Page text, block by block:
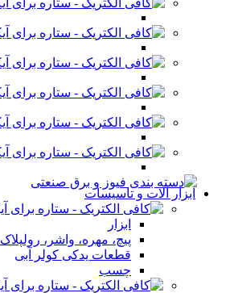
ابزار آلات و تاسیسات
ابزار
پیچ، مهره، واشر، رولپلاک
قطعات یدکی کولر آبی
چسب